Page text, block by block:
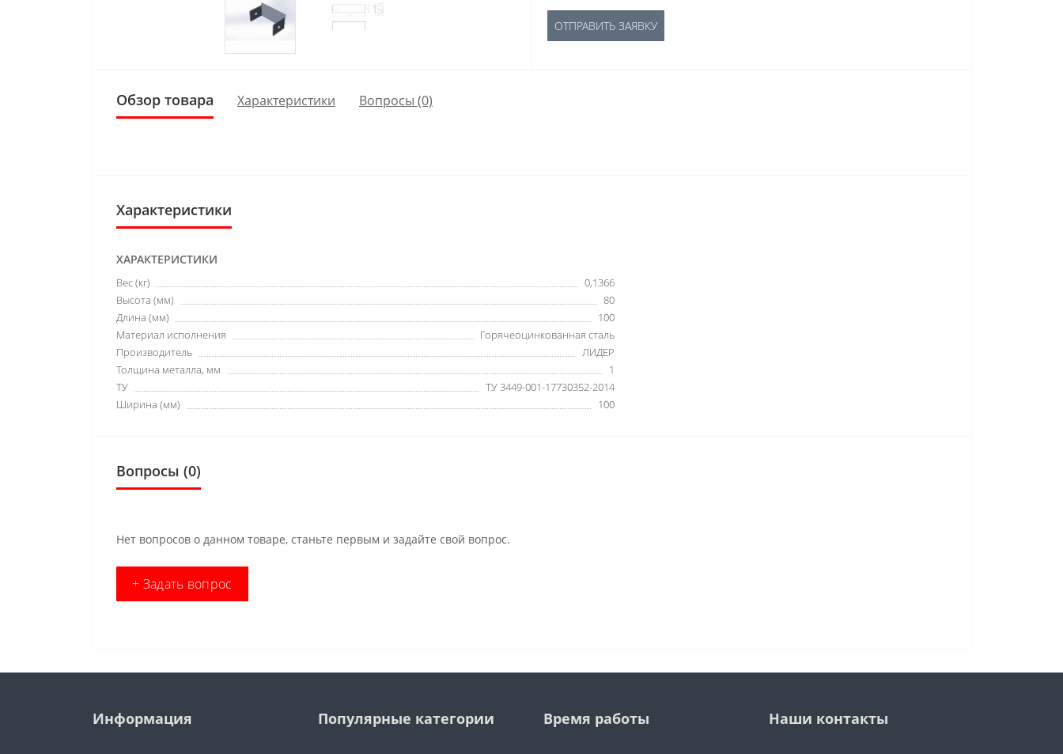
ОТПРАВИТЬ ЗАЯВКУ
Обзор товара Характеристики Вопросы (0)
Характеристики
ХАРАКТЕРИСТИКИ
Вес (кг)
0,1366
Высота (мм)
80
Длина (мм)
100
Материал исполнения
Горячеоцинкованная сталь
Производитель
ЛИДЕР
Толщина металла, мм
1
ТУ
ТУ 3449-001-17730352-2014
Ширина (мм)
100
Вопросы (0)
Нет вопросов о данном товаре, станьте первым и задайте свой вопрос.
+ Задать вопрос
Информация Популярные категории Время работы Наши контакты